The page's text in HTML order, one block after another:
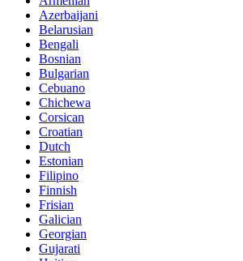
Azerbaijani
Belarusian
Bengali
Bosnian
Bulgarian
Cebuano
Chichewa
Corsican
Croatian
Dutch
Estonian
Filipino
Finnish
Frisian
Galician
Georgian
Gujarati